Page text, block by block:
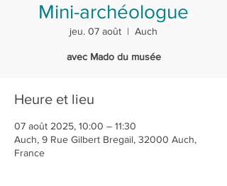
Mini-archéologue
jeu. 07 août
  |
Auch
avec Mado du musée
Heure et lieu
07 août 2025, 10:00 – 11:30
Auch, 9 Rue Gilbert Bregail, 32000 Auch,
France